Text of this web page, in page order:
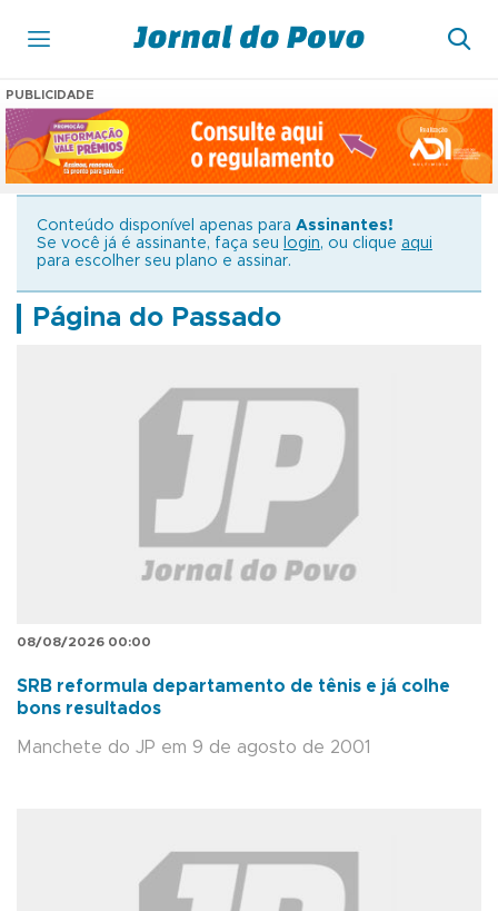
PUBLICIDADE
Conteúdo disponível apenas para Assinantes!
Se você já é assinante, faça seu
login, ou clique aqui
para escolher seu plano e assinar.
Página do Passado
08/08/2026 00:00
SRB reformula departamento de tênis e já colhe
bons resultados
Manchete do JP em 9 de agosto de 2001